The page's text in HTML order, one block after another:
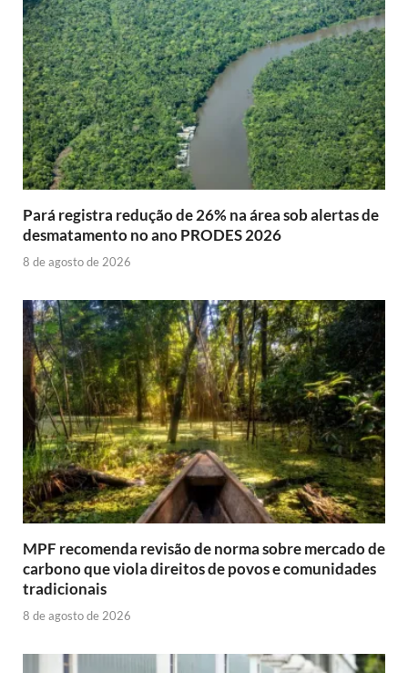
Pará registra redução de 26% na área sob alertas de
desmatamento no ano PRODES 2026
8 de agosto de 2026
MPF recomenda revisão de norma sobre mercado de
carbono que viola direitos de povos e comunidades
tradicionais
8 de agosto de 2026